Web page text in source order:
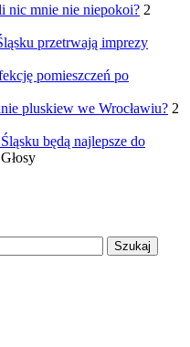
nic mnie nie niepokoi? 2
przetrwają imprezy
pomieszczeń po
pluskiew we Wrocławiu? 2
będą najlepsze do
Głosy